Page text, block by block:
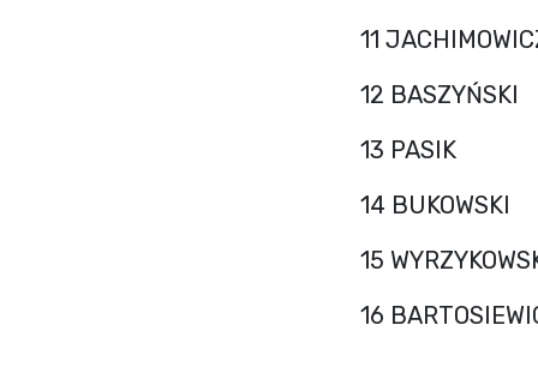
11
12 BASZYŃSKI
13 PASIK
14 BUKOWSKI
15
16